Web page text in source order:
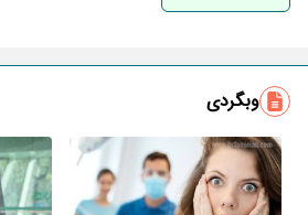
وبگردی